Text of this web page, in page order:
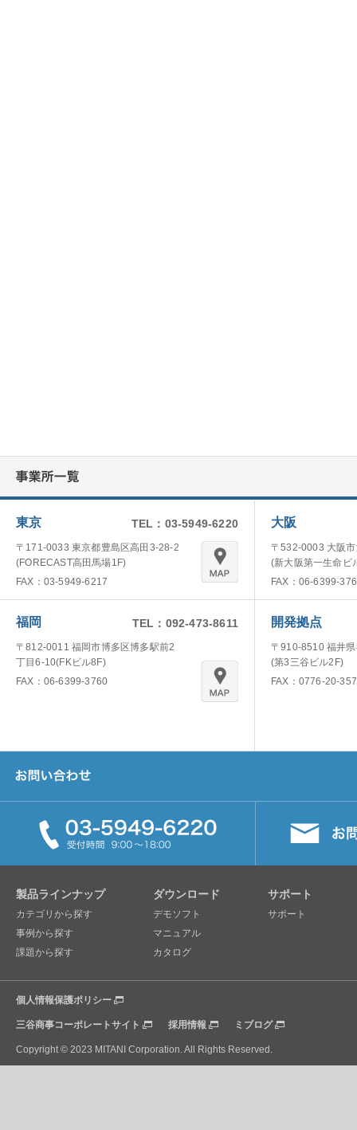
東京 TEL：03-5949-6220
〒171-0033 東京都豊島区高田3-28-2
(FORECAST高田馬場1F)
FAX：03-5949-6217
大阪
〒532-0003 大阪
(新大阪第一生命ビ
FAX：06-6399-
福岡 TEL：092-473-8611
〒812-0011 福岡市博多区博多駅前2
丁目6-10(FKビル8F)
FAX：06-6399-3760
開発拠点
〒910-8510 福井
(第3三谷ビル2F)
FAX：0776-20-
製品ラインナップ
カテゴリから探す
事例から探す
課題から探す
ダウンロード
デモソフト
マニュアル
カタログ
サポート
サポート
個人情報保護ポリシー
三谷商事コーポレートサイト 採用情報 ミブログ
Copyright © 2023 MITANI Corporation. All Rights Reserved.